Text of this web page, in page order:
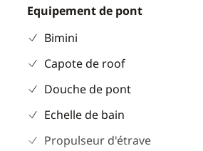
Equipement de pont
Bimini
Capote de roof
Douche de pont
Echelle de bain
Propulseur d'étrave